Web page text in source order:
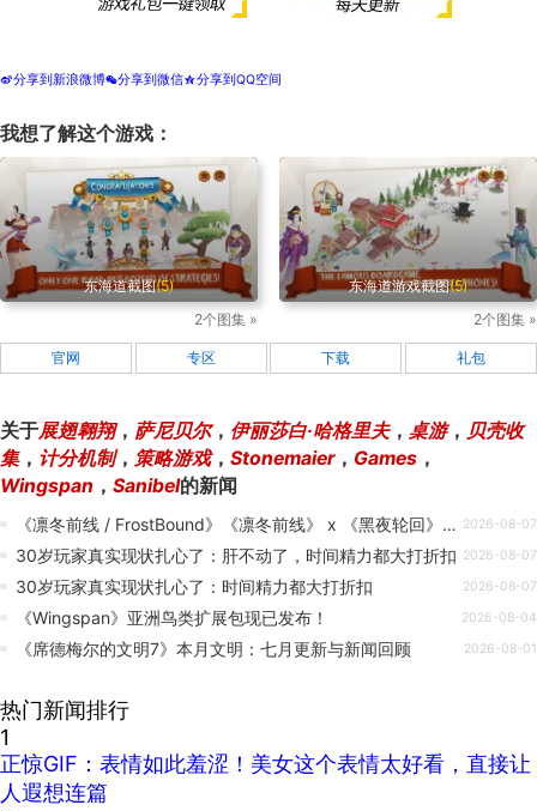
t分享到新浪微博w分享到微信z分享到QQ空间
我想了解这个游戏：
东海道截图(5)
2个图集 »
东海道游戏截图(5)
2个图集 »
官网 专区 下载 礼包
关于展翅翱翔， 萨尼贝尔， 伊丽莎白·哈格里夫， 桌游， 贝壳收
集， 计分机制， 策略游戏， Stonemaier， Games ，
Wingspan ， Sanibel的新闻
《凛冬前线 / FrostBound》《凛冬前线》 x 《黑夜轮回》 捆绑包现已推出！ 2026-08-07
30岁玩家真实现状扎心了：肝不动了，时间精力都大打折扣 2026-08-07
30岁玩家真实现状扎心了：时间精力都大打折扣 2026-08-07
《Wingspan》亚洲鸟类扩展包现已发布！ 2026-08-04
《席德梅尔的文明7》本月文明：七月更新与新闻回顾 2026-08-01
热门新闻排行
1
正惊GIF：表情如此羞涩！美女这个表情太好看，直接让
人遐想连篇